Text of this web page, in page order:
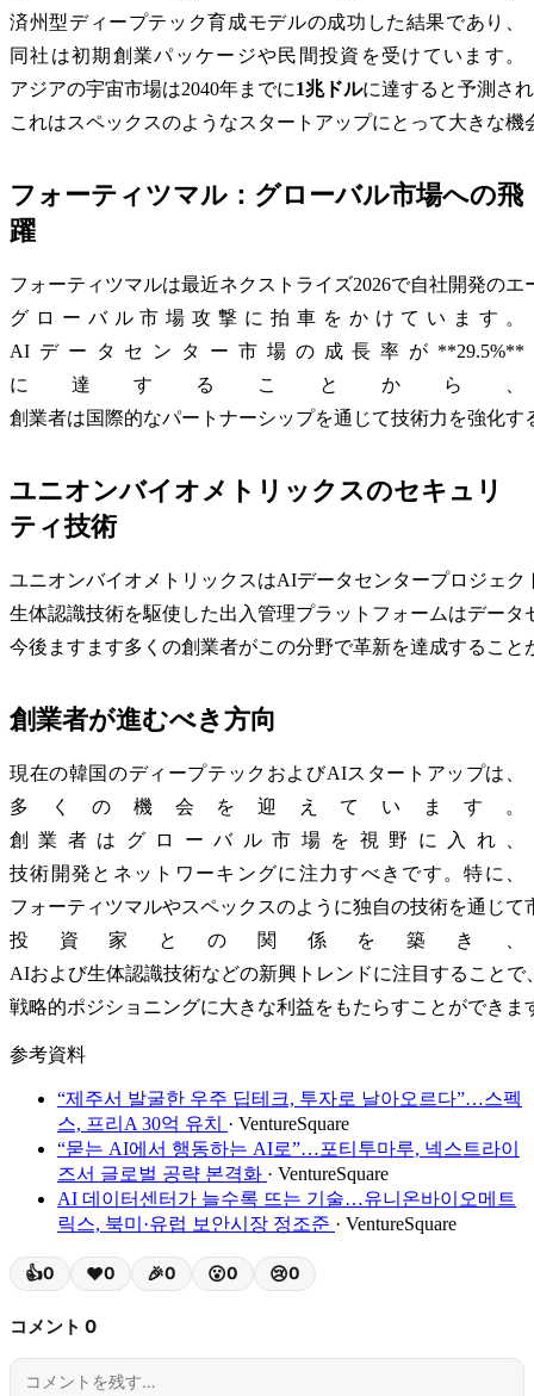
済州型ディープテック育成モデルの成功した結果であり、
同社は初期創業パッケージや民間投資を受けています。
アジアの宇宙市場は2040年までに1兆ドルに達すると予測さ
これはスペックスのようなスタートアップにとって大きな機
フォーティツマル：グローバル市場への飛
躍
フォーティツマルは最近ネクストライズ2026で自社開発の
グローバル市場攻撃に拍車をかけています。
AIデータセンター市場の成長率が**29.5%**
に達することから、
創業者は国際的なパートナーシップを通じて技術力を強化す
ユニオンバイオメトリックスのセキュリ
ティ技術
ユニオンバイオメトリックスはAIデータセンタープロジェ
生体認識技術を駆使した出入管理プラットフォームはデータ
今後ますます多くの創業者がこの分野で革新を達成すること
創業者が進むべき方向
現在の韓国のディープテックおよびAIスタートアップは、
多くの機会を迎えています。
創業者はグローバル市場を視野に入れ、
技術開発とネットワーキングに注力すべきです。特に、
フォーティツマルやスペックスのように独自の技術を通じ
投資家との関係を築き、
AIおよび生体認識技術などの新興トレンドに注目することで
戦略的ポジショニングに大きな利益をもたらすことができま
参考資料
“제주서 발굴한 우주 딥테크, 투자로 날아오르다”…스펙
스, 프리A 30억 유치 · VentureSquare
“묻는 AI에서 행동하는 AI로”…포티투마루, 넥스트라이
즈서 글로벌 공략 본격화 · VentureSquare
AI 데이터센터가 늘수록 뜨는 기술…유니온바이오메트
릭스, 북미·유럽 보안시장 정조준 · VentureSquare